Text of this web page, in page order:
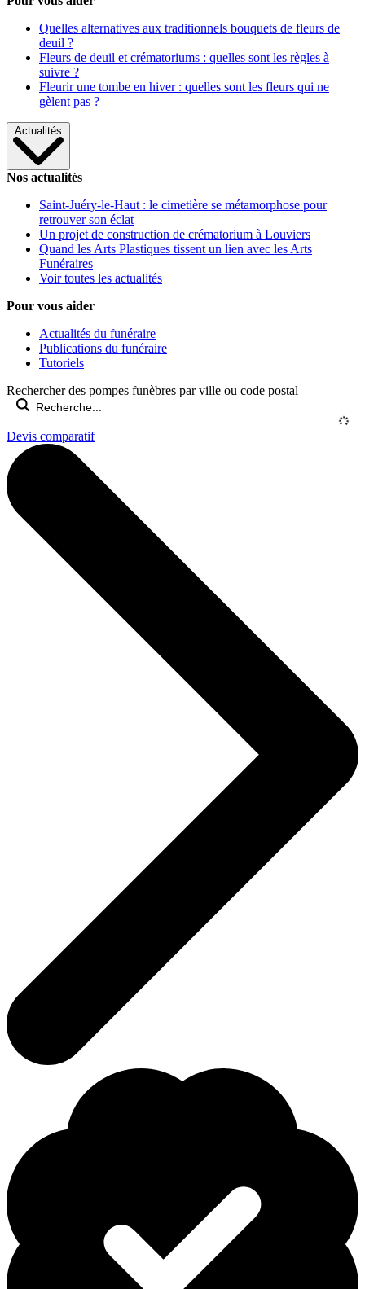
Quelles alternatives aux traditionnels bouquets de fleurs de
deuil ?
Fleurs de deuil et crématoriums : quelles sont les règles à
suivre ?
Fleurir une tombe en hiver : quelles sont les fleurs qui ne
gèlent pas ?
Actualités
Nos actualités
Saint-Juéry-le-Haut : le cimetière se métamorphose pour
retrouver son éclat
Un projet de construction de crématorium à Louviers
Quand les Arts Plastiques tissent un lien avec les Arts
Funéraires
Voir toutes les actualités
Pour vous aider
Actualités du funéraire
Publications du funéraire
Tutoriels
Rechercher des pompes funèbres par ville ou code postal
Devis comparatif